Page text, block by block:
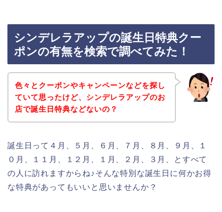
シンデレラアップの誕生日特典クー
ポンの有無を検索で調べてみた！
色々とクーポンやキャンペーンなどを探し
ていて思ったけど、シンデレラアップのお
店で誕生日特典などないの？
誕生日って４月、５月、６月、７月、８月、９月、１
０月、１１月、１２月、１月、２月、３月、とすべて
の人に訪れますからね♪そんな特別な誕生日に何かお得
な特典があってもいいと思いませんか？